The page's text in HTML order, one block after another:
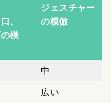
、
模
ジェスチャー
の模倣
中
広い